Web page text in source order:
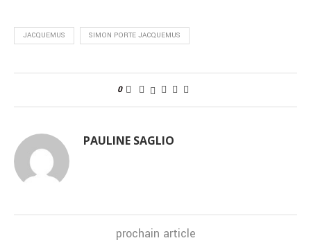
JACQUEMUS SIMON PORTE JACQUEMUS
0
PAULINE SAGLIO
prochain article